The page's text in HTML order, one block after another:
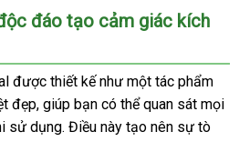
đáo tạo cảm giác kích
được thiết kế như một tác phẩm
đẹp, giúp bạn có thể quan sát mọi
sử dụng. Điều này tạo nên sự tò